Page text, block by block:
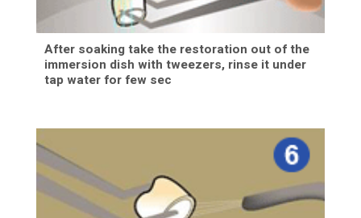
After soaking take the restoration out of the
immersion dish with tweezers, rinse it under
tap water for few sec